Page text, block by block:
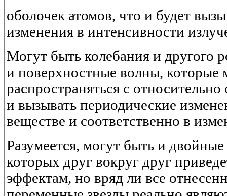
оболочек атомов, что и будет
изменения в интенсивности
Могут быть колебания и другого
и поверхностные волны, которые
распространяться с
и вызывать периодические
веществе и соответственно в
Разумеется, могут быть и
которых друг вокруг друг
эффектам, но вряд ли все